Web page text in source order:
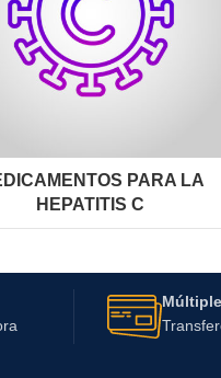
PARA LA
HEPATITIS C